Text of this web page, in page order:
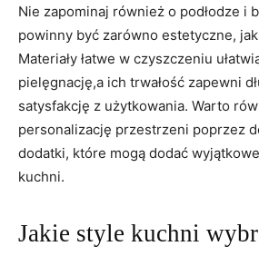
Nie zapominaj również ⁤o podłodze i
⁤powinny być ​zarówno⁤ estetyczne,
Materiały łatwe w czyszczeniu⁣
pielęgnację,a ich‍ trwałość zapewni⁢
satysfakcję z użytkowania. Warto
personalizację przestrzeni poprzez
dodatki, które mogą dodać
kuchni.
Jakie style kuchni